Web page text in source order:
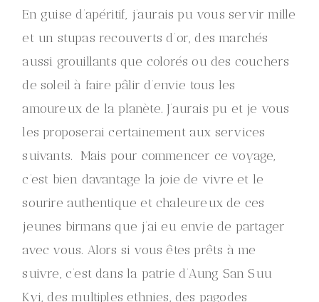
En guise d’apéritif, j’aurais pu vous servir mille
et un stupas recouverts d’or, des marchés
aussi grouillants que colorés ou des couchers
de soleil à faire pâlir d’envie tous les
amoureux de la planète. J’aurais pu et je vous
les proposerai certainement aux services
suivants. Mais pour commencer ce voyage,
c’est bien davantage la joie de vivre et le
sourire authentique et chaleureux de ces
jeunes birmans que j’ai eu envie de partager
avec vous. Alors si vous êtes prêts à me
suivre, c’est dans la patrie d’Aung San Suu
Kyi, des multiples ethnies, des pagodes